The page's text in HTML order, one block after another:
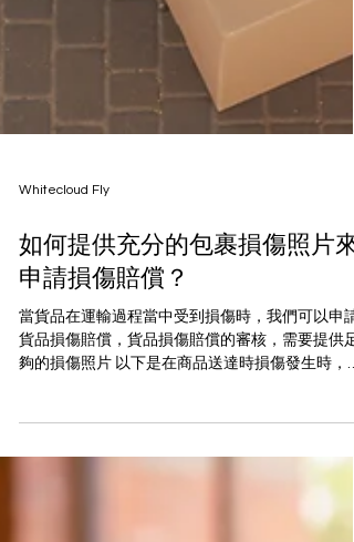
Whitecloud Fly
如何提供充分的包裹損傷照片來
申請損傷賠償？
夠的損傷照片 以下是在商品送達時損傷發生時，申
請損傷賠償需要提供的照片項目： 照片 1：損傷物
照片，並附有所有包裝緩衝材料狀況（圖片應顯示